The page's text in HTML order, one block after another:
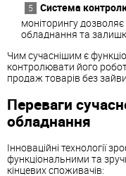
Система
моніторингу
обладнання та
Чим сучаснішим є
контролювати його
продаж товарів без
Переваги
обладнання
Інноваційні технології
функціональними та
кінцевих споживачів: